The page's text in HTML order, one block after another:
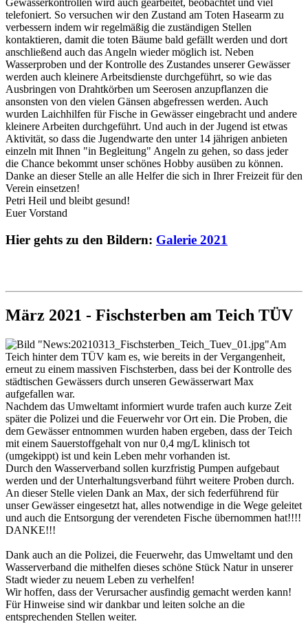
Gewässerkontrollen wird auch gearbeitet, beobachtet und viel
telefoniert. So versuchen wir den Zustand am Toten Hasearm zu
verbessern indem wir regelmäßig die zuständigen Stellen
kontaktieren, damit die toten Bäume bald gefällt werden und dort
anschließend auch das Angeln wieder möglich ist. Neben
Wasserproben und der Kontrolle des Zustandes unserer Gewässer
werden auch kleinere Arbeitsdienste durchgeführt, so wie das
Ausbringen von Drahtkörben um Seerosen anzupflanzen die
ansonsten von den vielen Gänsen abgefressen werden. Auch
wurden Laichhilfen für Fische in Gewässer eingebracht und andere
kleinere Arbeiten durchgeführt. Und auch in der Jugend ist etwas
Aktivität, so dass die Jugendwarte den unter 14 jährigen anbieten
einzeln mit Ihnen "in Begleitung" Angeln zu gehen, so dass jeder
die Chance bekommt unser schönes Hobby ausüben zu können.
Danke an dieser Stelle an alle Helfer die sich in Ihrer Freizeit für den
Verein einsetzen!
Petri Heil und bleibt gesund!
Euer Vorstand
Hier gehts zu den Bildern: Galerie 2021
März 2021 - Fischsterben am Teich TÜV
Am
Teich hinter dem TÜV kam es, wie bereits in der Vergangenheit,
erneut zu einem massiven Fischsterben, dass bei der Kontrolle des
städtischen Gewässers durch unseren Gewässerwart Max
aufgefallen war.
Nachdem das Umweltamt informiert wurde trafen auch kurze Zeit
später die Polizei und die Feuerwehr vor Ort ein. Die Proben, die
dem Gewässer entnommen wurden haben ergeben, dass der Teich
mit einem Sauerstoffgehalt von nur 0,4 mg/L klinisch tot
(umgekippt) ist und kein Leben mehr vorhanden ist.
Durch den Wasserverband sollen kurzfristig Pumpen aufgebaut
werden und der Unterhaltungsverband führt weitere Proben durch.
An dieser Stelle vielen Dank an Max, der sich federführend für
unser Gewässer eingesetzt hat, alles notwendige in die Wege geleitet
und auch die Entsorgung der verendeten Fische übernommen hat!!!!
DANKE!!!
Dank auch an die Polizei, die Feuerwehr, das Umweltamt und den
Wasserverband die mithelfen dieses schöne Stück Natur in unserer
Stadt wieder zu neuem Leben zu verhelfen!
Wir hoffen, dass der Verursacher ausfindig gemacht werden kann!
Für Hinweise sind wir dankbar und leiten solche an die
entsprechenden Stellen weiter.